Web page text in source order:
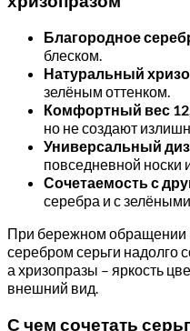
Благородное
блеском.
Натуральный
зелёным оттенком.
Комфортный вес
но не создают
Универсальный
повседневной носки
Сочетаемость с
серебра и с
При бережном обращении
серебром серьги надолго
а хризопразы – яркость
внешний вид.
С чем сочетать